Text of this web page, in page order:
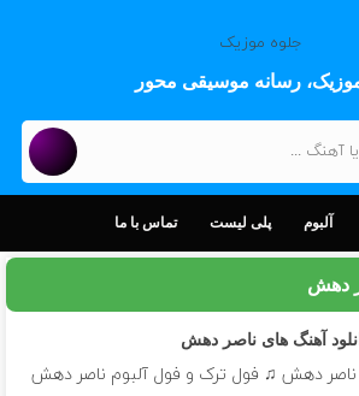
رسانه موسیقی محور
آلبوم پلی لیست تماس با ما
دهش
آهنگ های ناصر دهش
دهش ♫ فول ترک و فول آلبوم ناصر دهش